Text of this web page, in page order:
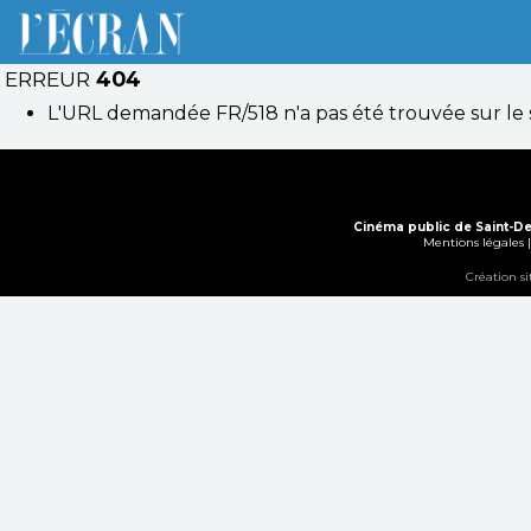
ERREUR 404
L'URL demandée FR/518 n'a pas été trouvée sur le
Cinéma public de Saint-
Mentions légales
Création